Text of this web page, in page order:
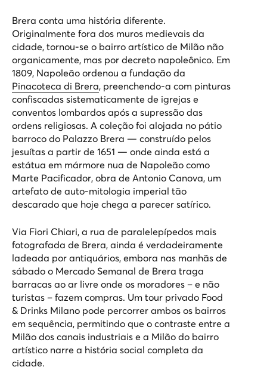
Brera conta uma história diferente.
Originalmente fora dos muros medievais da
cidade, tornou-se o bairro artístico de Milão não
organicamente, mas por decreto napoleônico. Em
1809, Napoleão ordenou a fundação da
Pinacoteca di Brera, preenchendo-a com pinturas
confiscadas sistematicamente de igrejas e
conventos lombardos após a supressão das
ordens religiosas. A coleção foi alojada no pátio
barroco do Palazzo Brera — construído pelos
jesuítas a partir de 1651 — onde ainda está a
estátua em mármore nua de Napoleão como
Marte Pacificador, obra de Antonio Canova, um
artefato de auto-mitologia imperial tão
descarado que hoje chega a parecer satírico.
Via Fiori Chiari, a rua de paralelepípedos mais
fotografada de Brera, ainda é verdadeiramente
ladeada por antiquários, embora nas manhãs de
sábado o Mercado Semanal de Brera traga
barracas ao ar livre onde os moradores – e não
turistas – fazem compras. Um tour privado Food
& Drinks Milano pode percorrer ambos os bairros
em sequência, permitindo que o contraste entre a
Milão dos canais industriais e a Milão do bairro
artístico narre a história social completa da
cidade.